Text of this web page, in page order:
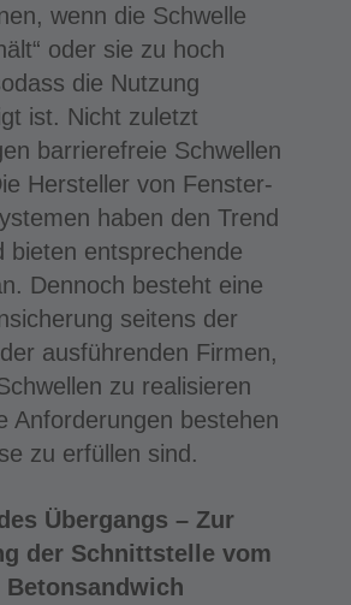
wenn die Schwelle
oder sie zu hoch
die Nutzung
ist. Nicht zuletzt
barrierefreie Schwellen
Hersteller von Fenster-
haben den Trend
bieten entsprechende
Dennoch besteht eine
seitens der
ausführenden Firmen,
zu realisieren
Anforderungen bestehen
zu erfüllen sind.
Übergangs – Zur
der Schnittstelle vom
Betonsandwich